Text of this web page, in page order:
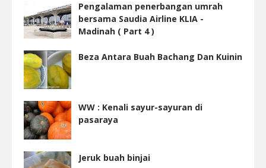
Pengalaman penerbangan umrah
bersama Saudia Airline KLIA -
Madinah ( Part 4 )
Beza Antara Buah Bachang Dan Kuinin
WW : Kenali sayur-sayuran di
pasaraya
Jeruk buah binjai